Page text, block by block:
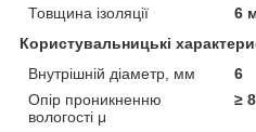
Товщина ізоляції
6
Користувальницькі
Внутрішній діаметр, мм
6
Опір проникненню
вологості μ
≥